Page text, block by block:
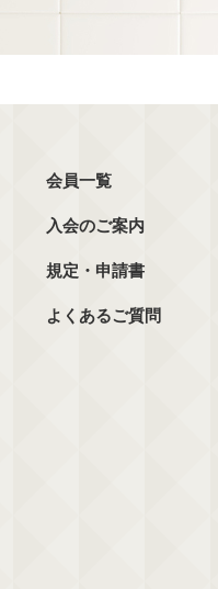
会員一覧
入会のご案内
規定・申請書
よくあるご質問